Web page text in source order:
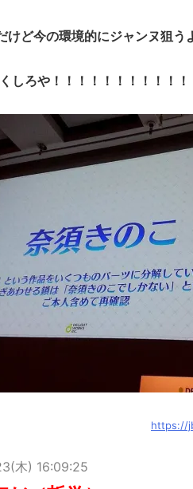
けど今の環境的にジャンヌ狙う
しろや！！！！！！！！！！！
https://
木) 16:09:25